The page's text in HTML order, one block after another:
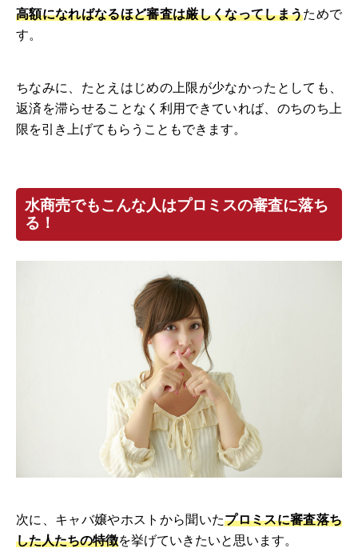
高額になればなるほど審査は厳しくなってしまうためで
す。
ちなみに、たとえはじめの上限が少なかったとしても、
返済を滞らせることなく利用できていれば、のちのち上
限を引き上げてもらうこともできます。
水商売でもこんな人はプロミスの審査に落ち
る！
次に、キャバ嬢やホストから聞いたプロミスに審査落ち
した人たちの特徴を挙げていきたいと思います。